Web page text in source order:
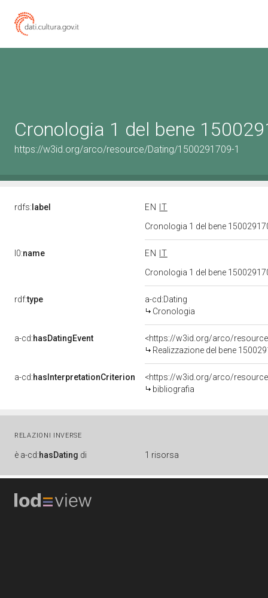
Cronologia 1 del bene
https://w3id.org/arco/resource/Dating/1500291709-1
rdfs: label EN
IT
Cronologia 1 del bene
l0:name EN
IT
Cronologia 1 del bene
rdf:type
a-cd:Dating
Cronologia
a-cd:hasDatingEvent
<https://w3id.org/arco/
Realizzazione del bene
a-cd:hasInterpretationCriterion
<https://w3id.org/arco/
bibliografia
RELAZIONI INVERSE
è a-cd:hasDating di 1 risorsa